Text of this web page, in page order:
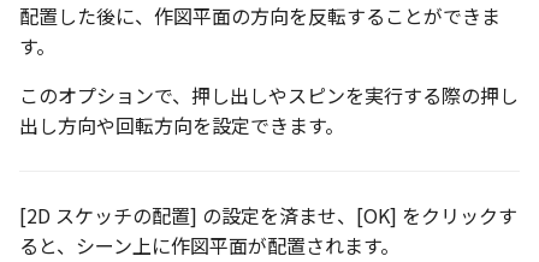
配置した後に、作図平面の方向を反転することができま
す。
このオプションで、押し出しやスピンを実行する際の押し
出し方向や回転方向を設定できます。
[2D スケッチの配置] の設定を済ませ、[OK] をクリックす
ると、シーン上に作図平面が配置されます。